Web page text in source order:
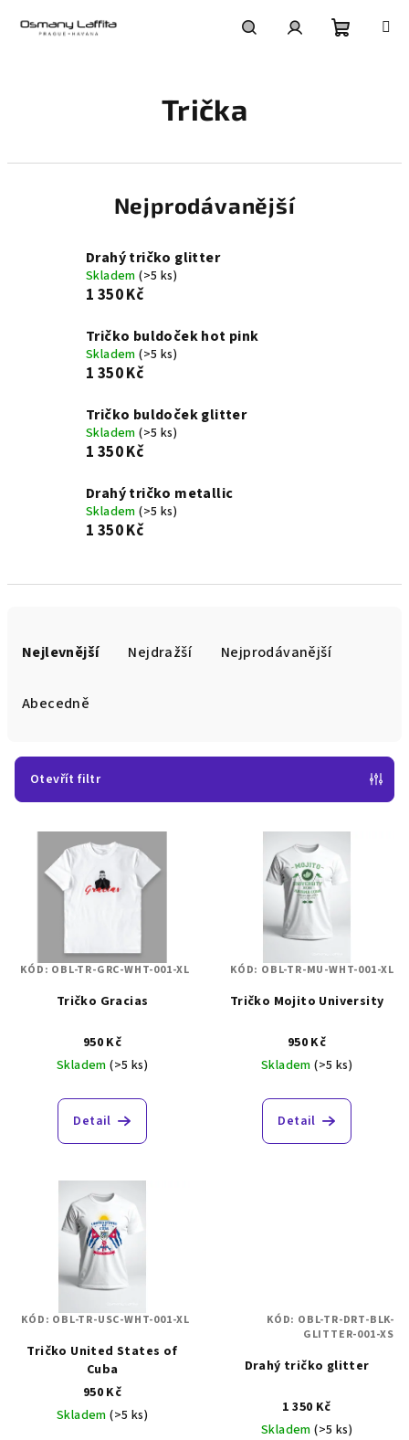
Trička
Nejprodávanější
Drahý tričko glitter
Skladem(>5 ks)
1 350 Kč
Tričko buldoček hot pink
Skladem(>5 ks)
1 350 Kč
Tričko buldoček glitter
Skladem(>5 ks)
1 350 Kč
Drahý tričko metallic
Skladem(>5 ks)
1 350 Kč
r
Nejlevnější Nejdražší Nejprodávanější
Abecedně
Otevřít filtr
Tričko Gracias
950 Kč
Skladem(>5 ks)
Detail
KÓD: OBL-TR-GRC-WHT-001-XL
Tričko Mojito University
950 Kč
Skladem(>5 ks)
Detail
KÓD: OBL-TR-MU-WHT-001-XL
Tričko United States of
Cuba
950 Kč
Skladem(>5 ks)
KÓD: OBL-TR-USC-WHT-001-XL
Drahý tričko glitter
1 350 Kč
Skladem(>5 ks)
KÓD: OBL-TR-DRT-BLK-
GLITTER-001-XS